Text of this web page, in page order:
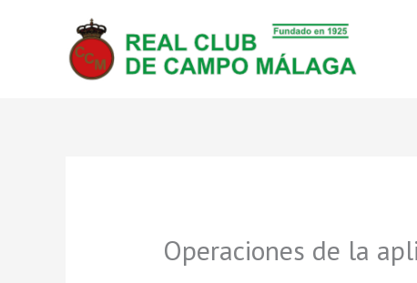
Operaciones de la